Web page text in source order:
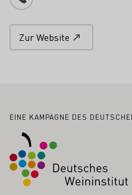
Telefonnummer
Zur Website
Fußbereich
EINE KAMPAGNE DES